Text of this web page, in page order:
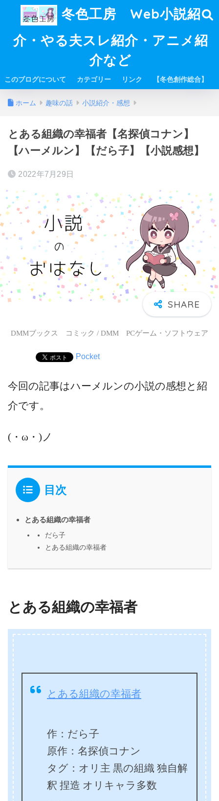
冬色工房 Web小説紹
介・やる夫スレ紹介・アニメ紹
介など
このブログについて カテゴリー リンク 【冬色創作総合】
ホーム 趣味の話 小説紹介・感想
とある組織の幸福者【名探偵コナン】
【ハーメルン】【だら子】【小説感想】
2022年7月29日
DMMブックス コミック / DMM PCゲーム・ソフトウェア
Pocket
今回の記事はハーメルンの小説の感想と紹
介です。
(・ω・)ノ
目次
とある組織の幸福者
だら子
とある組織の幸福者
とある組織の幸福者
とある組織の幸福者
作：だら子
原作：名探偵コナン
タグ：オリ主 黒の組織 独自解
釈 捏造 オリキャラ多数